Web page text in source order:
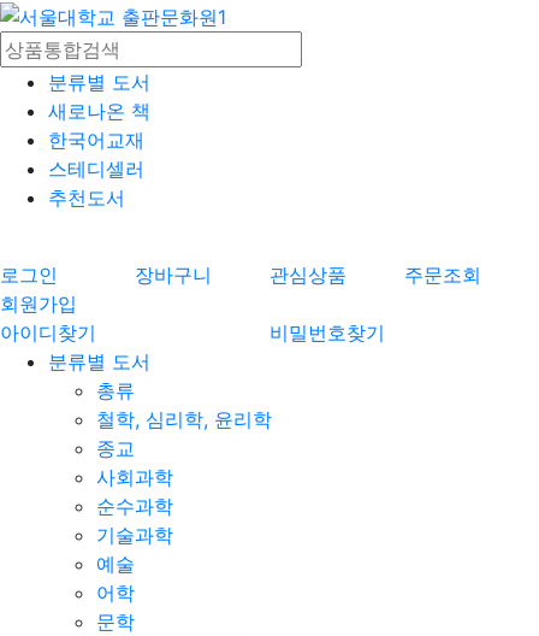
분류별 도서
새로나온 책
한국어교재
스테디셀러
추천도서
로그인 장바구니 관심상품
주문조회
회원가입
아이디찾기
비밀번호찾기
분류별 도서
총류
철학, 심리학, 윤리학
종교
사회과학
순수과학
기술과학
예술
어학
문학